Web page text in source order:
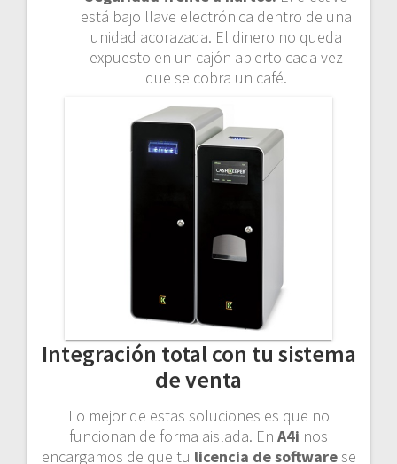
está bajo llave electrónica dentro de una
unidad acorazada. El dinero no queda
expuesto en un cajón abierto cada vez
que se cobra un café.
Integración total con tu sistema
de venta
Lo mejor de estas soluciones es que no
funcionan de forma aislada. En A4i nos
encargamos de que tu licencia de softwarese